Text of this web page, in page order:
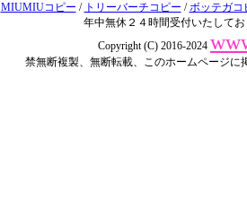
MIUMIUコピー / トリーバーチコピー /ボッテガコ
年中無休２４時間受付いたして
Copyright (C) 2016-2024
禁無断複製、無断転載、このホームページ